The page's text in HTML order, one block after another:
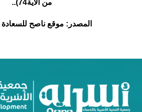
من الآية74)..
المصدر: موقع ناصح للسعادة